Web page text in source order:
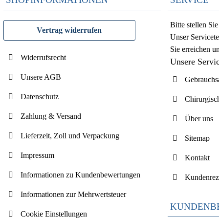
Vertrag widerrufen
Widerrufsrecht
Unsere AGB
Datenschutz
Zahlung & Versand
Lieferzeit, Zoll und Verpackung
Impressum
Informationen zu Kundenbewertungen
Informationen zur Mehrwertsteuer
Cookie Einstellungen
Bitte stellen
Unser
Sie erreichen
Unsere
Über uns
Sitemap
Kontakt